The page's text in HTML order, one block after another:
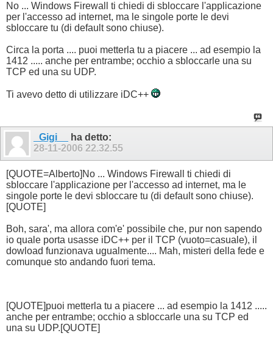
No ... Windows Firewall ti chiedi di sbloccare l'applicazione
per l'accesso ad internet, ma le singole porte le devi
sbloccare tu (di default sono chiuse).
Circa la porta .... puoi metterla tu a piacere ... ad esempio la
1412 ..... anche per entrambe; occhio a sbloccarle una su
TCP ed una su UDP.
Ti avevo detto di utilizzare iDC++
_Gigi__
ha detto:
28-11-2006 22.32.55
[QUOTE=Alberto]No ... Windows Firewall ti chiedi di
sbloccare l'applicazione per l'accesso ad internet, ma le
singole porte le devi sbloccare tu (di default sono chiuse).
[QUOTE]
Boh, sara', ma allora com'e' possibile che, pur non sapendo
io quale porta usasse iDC++ per il TCP (vuoto=casuale), il
dowload funzionava ugualmente.... Mah, misteri della fede e
comunque sto andando fuori tema.
[QUOTE]puoi metterla tu a piacere ... ad esempio la 1412 .....
anche per entrambe; occhio a sbloccarle una su TCP ed
una su UDP.[QUOTE]